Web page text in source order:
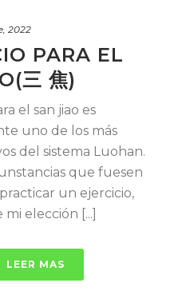
2022
PARA EL
三 焦)
el san jiao es
uno de los más
del sistema Luohan.
que fuesen
un ejercicio,
elección [...]
LEER MAS